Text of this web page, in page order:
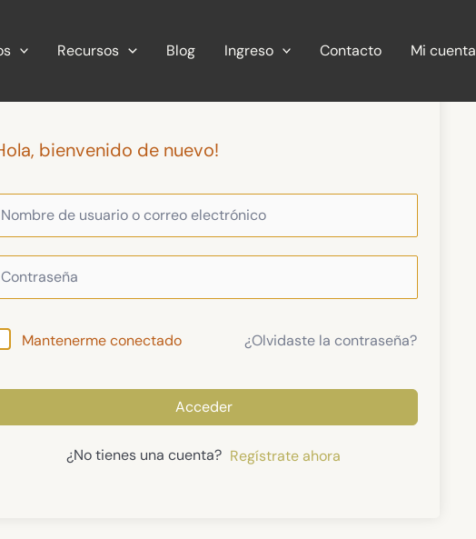
Recursos Blog Ingreso Contacto Mi cuenta
bienvenido de nuevo!
Mantenerme conectado ¿Olvidaste la contraseña?
Acceder
¿No tienes una cuenta? Regístrate ahora